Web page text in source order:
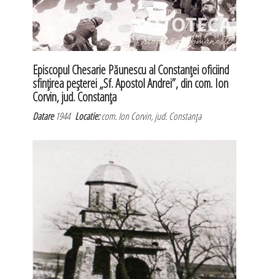
Episcopul Chesarie Păunescu al Constanţei oficiind
sfinţirea peşterei „Sf. Apostol Andrei”, din com. Ion
Corvin, jud. Constanţa
Datare1944Locatie:com. Ion Corvin, jud. Constanţa